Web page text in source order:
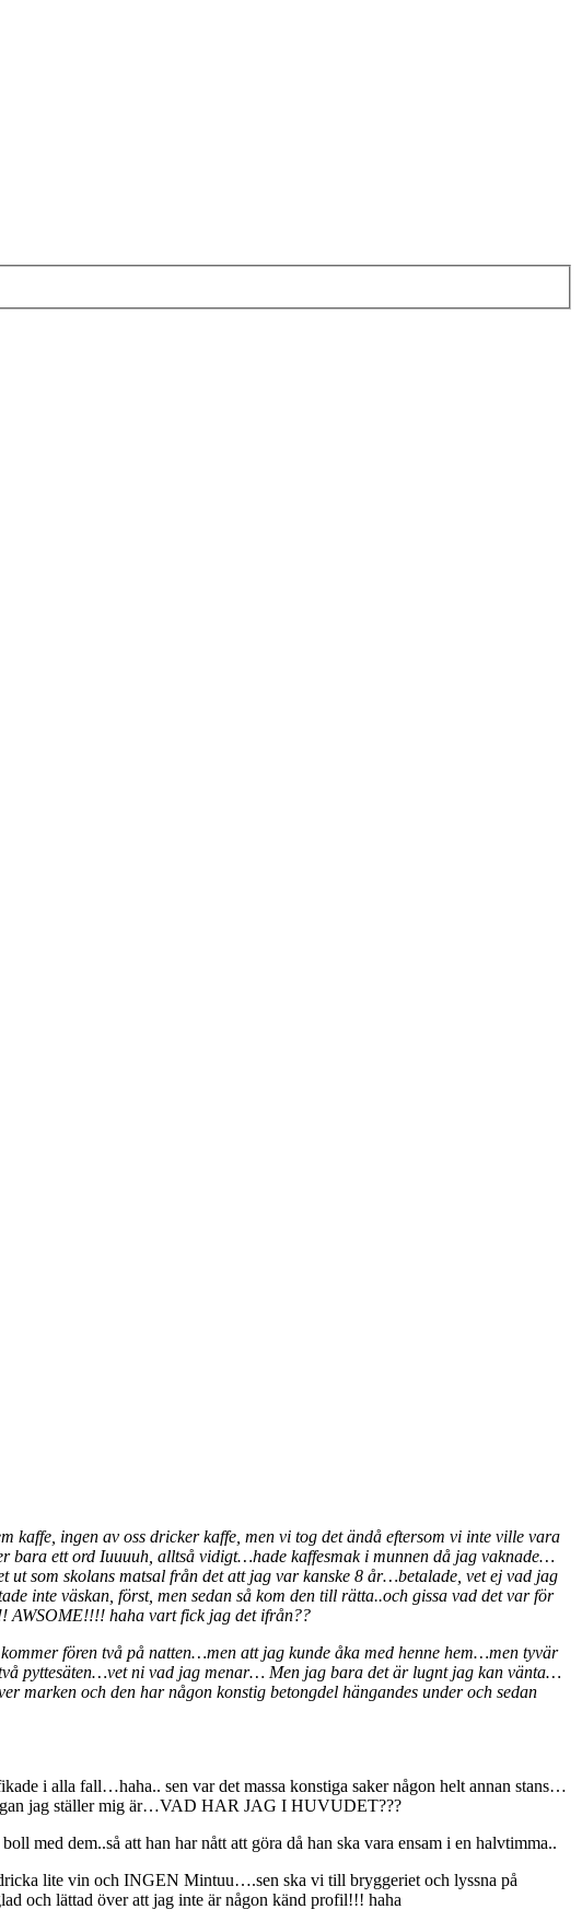
kaffe, ingen av oss dricker kaffe, men vi tog det ändå eftersom vi inte ville vara
bara ett ord Iuuuuh, alltså vidigt…hade kaffesmak i munnen då jag vaknade…
som skolans matsal från det att jag var kanske 8 år…betalade, vet ej vad jag
inte väskan, först, men sedan så kom den till rätta..och gissa vad det var för
AWSOME!!!! haha vart fick jag det ifrån??
fören två på natten…men att jag kunde åka med henne hem…men tyvär
pyttesäten…vet ni vad jag menar… Men jag bara det är lugnt jag kan vänta…
marken och den har någon konstig betongdel hängandes under och sedan
i alla fall…haha.. sen var det massa konstiga saker någon helt annan stans…
jag ställer mig är…VAD HAR JAG I HUVUDET???
med dem..så att han har nått att göra då han ska vara ensam i en halvtimma..
lite vin och INGEN Mintuu….sen ska vi till bryggeriet och lyssna på
och lättad över att jag inte är någon känd profil!!! haha